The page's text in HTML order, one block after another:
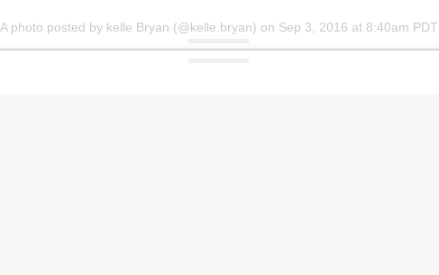
A photo posted by kelle Bryan (@kelle.bryan) on Sep 3, 2016 at 8:40am PDT